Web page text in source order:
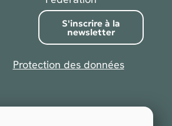
S'inscrire à la
newsletter
Protection des données